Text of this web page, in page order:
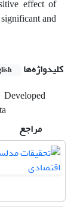
effect of
and
کلیدواژه‌ها
Developed
مراجع